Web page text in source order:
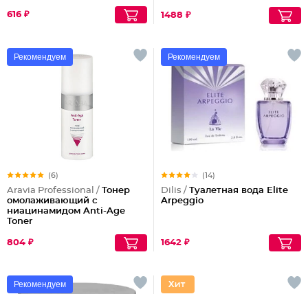
616 ₽ 1488 ₽
Рекомендуем
(6)
Aravia Professional / Тонер
омолаживающий с
ниацинамидом Anti-Age
Toner
804 ₽
Рекомендуем
(14)
Dilis / Туалетная вода Elite
Arpeggio
1642 ₽
Рекомендуем